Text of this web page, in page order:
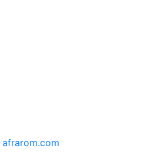
afrarom.com